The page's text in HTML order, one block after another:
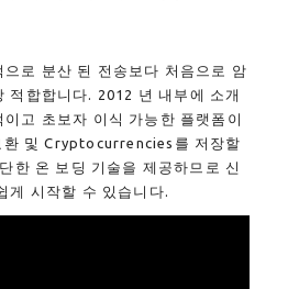
으로 분산 된 전송보다 처음으로 암
적합합니다. 2012 년 내부에 소개
고 초보자 이식 가능한 플랫폼이
환 및 Cryptocurrencies를 저장할
한 온 보딩 기술을 제공하므로 신
게 시작할 수 있습니다.